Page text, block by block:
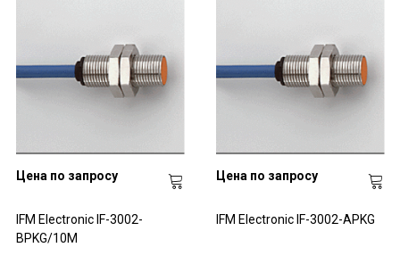
Цена по запросу
IFM Electronic IF-3002-
BPKG/10M
Цена по запросу
IFM Electronic IF-3002-APKG